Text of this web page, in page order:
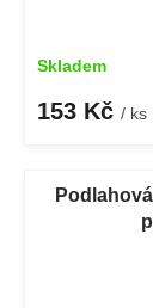
Skladem
153 Kč / ks